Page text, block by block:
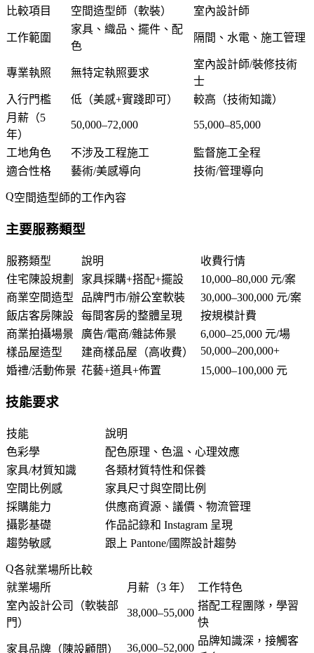
比較項目
空間造型師（軟裝） 室內設計師
工作範圍
家具、織品、擺件、配
色
隔間、水電、施工管理
專業執照 無特定執照要求
室內設計師/裝修技術
士
入行門檻
低（美感+實踐即可）
較高（技術知識）
月薪（5
年）
50,000–72,000 55,000–85,000
工地角色 不涉及工程施工
監督施工全程
適合性格
藝術/美感導向 技術/管理導向
空間造型師的工作內容
主要服務類型
服務類型 說明
收費行情
住宅陳設規劃
家具採購+搭配+擺設
10,000–80,000 元/案
商業空間造型
品牌門市/辦公室軟裝
30,000–300,000 元/案
飯店客房陳設
每間客房的整體呈現
按規模計費
商業拍攝場景
廣告/電商/雜誌佈景
6,000–25,000 元/場
樣品屋造型
建商樣品屋（高收費）
50,000–200,000+
婚禮/活動佈景 花藝+道具+佈置 15,000–100,000 元
技能要求
技能
說明
色彩學
配色原理、色溫、心理效應
家具/材質知識
各類材質特性和保養
空間比例感
家具尺寸與空間比例
採購能力
供應商資源、議價、物流管理
攝影基礎
作品記錄和 Instagram 呈現
趨勢敏感
跟上 Pantone/國際設計趨勢
各就業場所比較
就業場所
月薪（3 年）
工作特色
室內設計公司（軟裝部
門）
38,000–55,000
搭配工程團隊，學習
快
家具品牌（陳設顧問） 36,000–52,000
品牌知識深，接觸客